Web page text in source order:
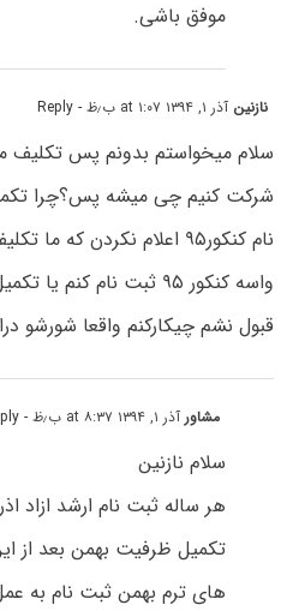
موفق باشی.
نازنین آذر ۱, ۱۳۹۴ at ۱:۰۷ ب٫ظ - Reply
سلام میخواستم بدونم پس تکلیف
شرکت کنیم چی میشه پس؟چرا
نام کنکور۹۵ اعلام نکردن
واسه کنکور ۹۵ ثبت نام
قبول نشم چیکارکنم واقعا شورشو
مشاور آذر ۱, ۱۳۹۴ at ۸:۳۷ ب٫ظ - Reply
سلام نازنین
هر ساله ثبت نام ارشد ازاد
تکمیل ظرفیت بهمن بعد از
های ترم بهمن ثبت نام به